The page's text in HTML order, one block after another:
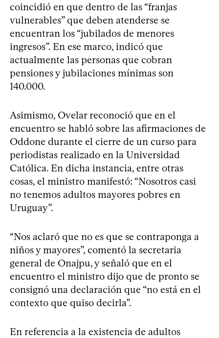
coincidió en que dentro de las “franjas
vulnerables” que deben atenderse se
encuentran los “jubilados de menores
ingresos”. En ese marco, indicó que
actualmente las personas que cobran
pensiones y jubilaciones mínimas son
140.000.
Asimismo, Ovelar reconoció que en el
encuentro se habló sobre las afirmaciones de
Oddone durante el cierre de un curso para
periodistas realizado en la Universidad
Católica. En dicha instancia, entre otras
cosas, el ministro manifestó: “Nosotros casi
no tenemos adultos mayores pobres en
Uruguay”.
“Nos aclaró que no es que se contraponga a
niños y mayores”, comentó la secretaria
general de Onajpu, y señaló que en el
encuentro el ministro dijo que de pronto se
consignó una declaración que “no está en el
contexto que quiso decirla”.
En referencia a la existencia de adultos